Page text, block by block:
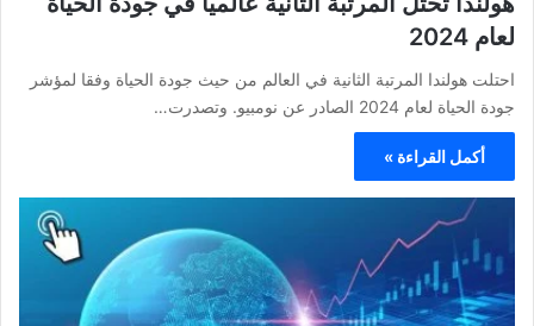
لعام 2024
احتلت هولندا المرتبة الثانية في العالم من حيث جودة الحياة وفقا لمؤشر
جودة الحياة لعام 2024 الصادر عن نومبيو. وتصدرت…
أكمل القراءة »